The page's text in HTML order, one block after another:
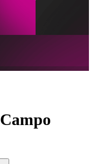
Campo